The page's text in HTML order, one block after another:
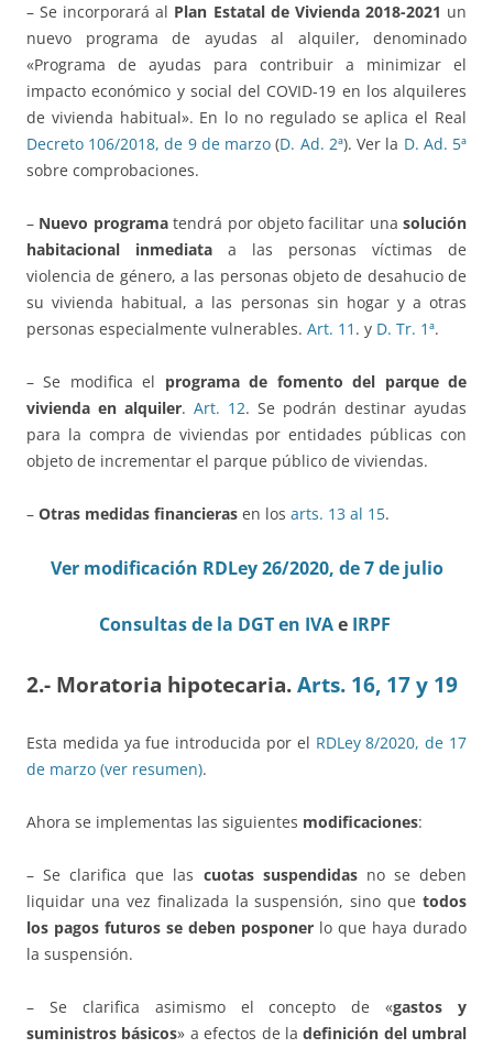
– Se incorporará al Plan Estatal de Vivienda 2018-2021 un
nuevo programa de ayudas al alquiler, denominado
«Programa de ayudas para contribuir a minimizar el
impacto económico y social del COVID-19 en los alquileres
de vivienda habitual». En lo no regulado se aplica el Real
Decreto 106/2018, de 9 de marzo (D. Ad. 2ª). Ver la D. Ad. 5ª
sobre comprobaciones.
– Nuevo programatendrá por objeto facilitar una solución
habitacional inmediata a las personas víctimas de
violencia de género, a las personas objeto de desahucio de
su vivienda habitual, a las personas sin hogar y a otras
personas especialmente vulnerables. Art. 11 . y D. Tr. 1ª.
– Se modifica el programa de fomento del parque de
vivienda en alquiler. Art. 12. Se podrán destinar ayudas
para la compra de viviendas por entidades públicas con
objeto de incrementar el parque público de viviendas.
– Otras medidas financieras en los arts. 13 al 15.
Ver modificación RDLey 26/2020, de 7 de julio
Consultas de la DGT en IVAe IRPF
2.- Moratoria hipotecaria. Arts. 16, 17 y 19
Esta medida ya fue introducida por el RDLey 8/2020, de 17
de marzo (ver resumen).
Ahora se implementas las siguientes modificaciones:
– Se clarifica que las cuotas suspendidasno se deben
liquidar una vez finalizada la suspensión, sino que todos
los pagos futuros se deben posponer lo que haya durado
la suspensión.
– Se clarifica asimismo el concepto de «gastos y
suministros básicos» a efectos de ladefinición del umbral